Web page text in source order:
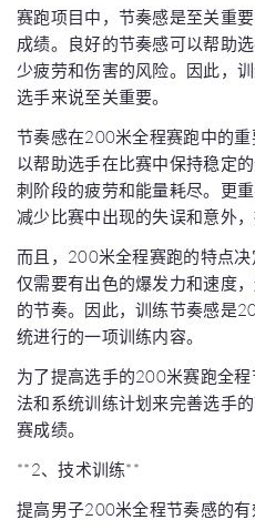
赛跑项目中，节奏感是至关重
成绩。良好的节奏感可以帮助
少疲劳和伤害的风险。因此，
选手来说至关重要。
节奏感在200米全程赛跑中的
以帮助选手在比赛中保持稳定
刺阶段的疲劳和能量耗尽。更
减少比赛中出现的失误和意外
而且，200米全程赛跑的特点
仅需要有出色的爆发力和速度
的节奏。因此，训练节奏感是
统进行的一项训练内容。
为了提高选手的200米赛跑全
法和系统训练计划来完善选手
赛成绩。
**2、技术训练**
提高男子200米全程节奏感的有